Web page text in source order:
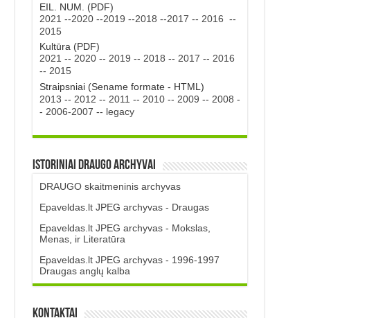
EIL. NUM. (PDF)
2021 --2020--2019 --2018 --2017 -- 2016 --
2015
Kultūra (PDF)
2021 -- 2020-- 2019 -- 2018 -- 2017 -- 2016
-- 2015
Straipsniai (Sename formate - HTML)
2013 -- 2012 -- 2011 -- 2010-- 2009 -- 2008 -
- 2006-2007 -- legacy
Istoriniai DRAUGO Archyvai
DRAUGO skaitmeninis archyvas
Epaveldas.lt JPEG archyvas - Draugas
Epaveldas.lt JPEG archyvas - Mokslas,
Menas, ir Literatūra
Epaveldas.lt JPEG archyvas - 1996-1997
Draugas anglų kalba
Kontaktai